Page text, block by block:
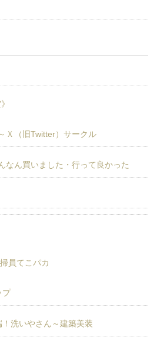
Ｘ（旧Twitter）サークル
なん買いました・行って良かった
員てこパカ
プ
洗いやさん～建築美装